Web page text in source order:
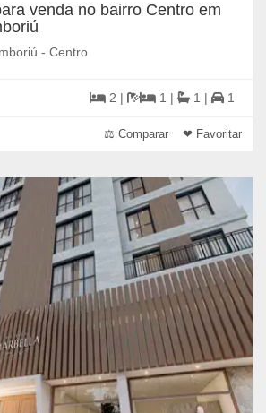
venda no bairro Centro em
- Centro
2 | 1 | 1 | 1
⚖ Comparar ❤ Favoritar